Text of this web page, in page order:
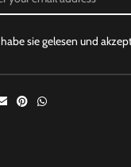
sie gelesen und